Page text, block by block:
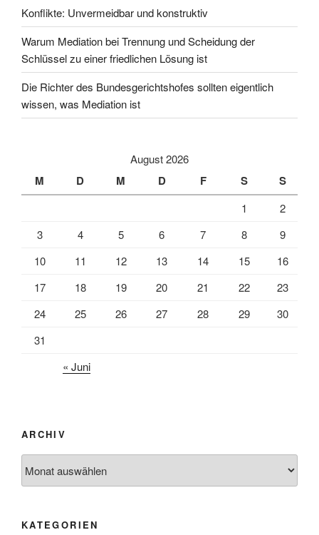
Konflikte: Unvermeidbar und konstruktiv
Warum Mediation bei Trennung und Scheidung der
Schlüssel zu einer friedlichen Lösung ist
Die Richter des Bundesgerichtshofes sollten eigentlich
wissen, was Mediation ist
August 2026
M D M D F S S
1
2
3
4 5 6 7 8
9
10
11 12 13 14 15
16
17
18 19 20 21 22
23
24
25 26 27 28 29
30
31
« Juni
ARCHIV
KATEGORIEN